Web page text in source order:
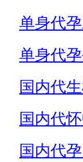
单身代
单身代孕
国内代
国内代
国内代